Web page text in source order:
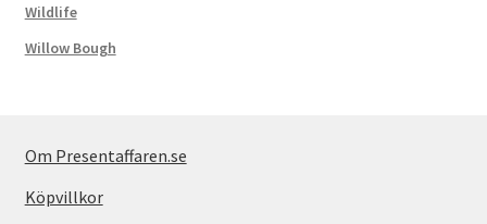
Wildlife
Willow Bough
Om Presentaffaren.se
Köpvillkor